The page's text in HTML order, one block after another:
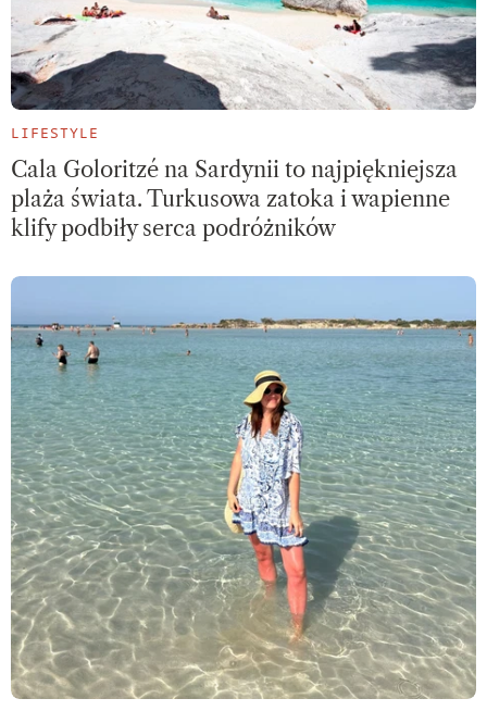
LIFESTYLE
Cala Goloritzé na Sardynii to najpiękniejsza
plaża świata. Turkusowa zatoka i wapienne
klify podbiły serca podróżników